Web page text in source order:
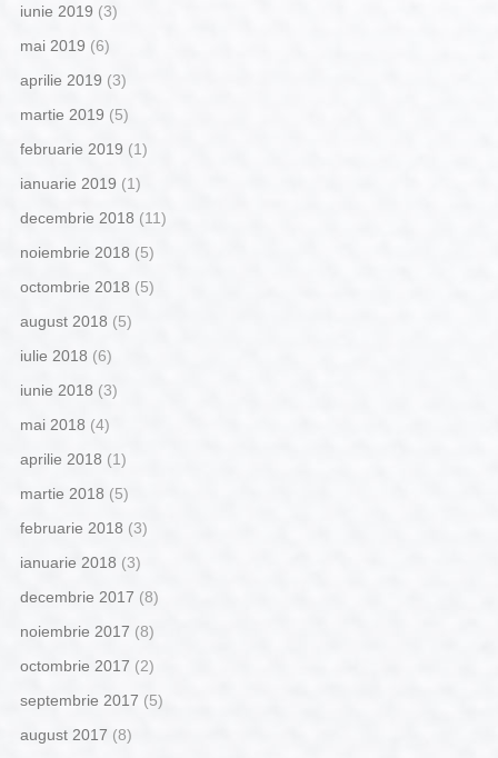
iunie 2019 (3)
mai 2019 (6)
aprilie 2019 (3)
martie 2019 (5)
februarie 2019 (1)
ianuarie 2019 (1)
decembrie 2018 (11)
noiembrie 2018 (5)
octombrie 2018 (5)
august 2018 (5)
iulie 2018 (6)
iunie 2018 (3)
mai 2018 (4)
aprilie 2018 (1)
martie 2018 (5)
februarie 2018 (3)
ianuarie 2018 (3)
decembrie 2017 (8)
noiembrie 2017 (8)
octombrie 2017 (2)
septembrie 2017 (5)
august 2017 (8)